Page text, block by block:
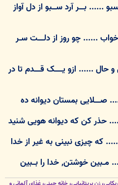
آرد ســــبو از دل آواز
...... چو روز از دلــــــت ســر
ازو یــــــــک قــــــدم تا در
بمستان دیوانه ده
...... حذر کن که دیوانه هویی شنید
که چیزی نبینی به غیر از خدا
خوشتن, خدا را بـــبین